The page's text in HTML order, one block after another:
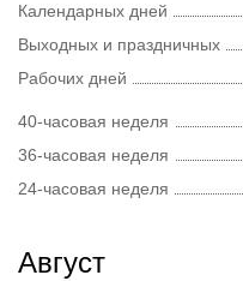
Календарных дней
Выходных и праздничных
Рабочих дней
40-часовая неделя
36-часовая неделя
24-часовая неделя
Август